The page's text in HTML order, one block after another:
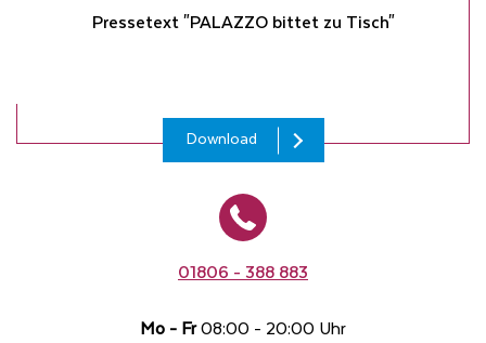
Pressetext "PALAZZO bittet zu Tisch"
Download
01806 - 388 883
Mo - Fr08:00 - 20:00 Uhr